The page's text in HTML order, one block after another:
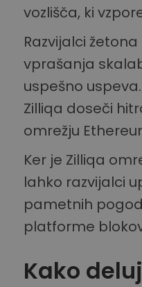
vozlišča, ki
Razvijalci
vprašanja
uspešno
Zilliqa doseči
omrežju
Ker je Zilliqa
lahko razvijalci
pametnih
platforme
Kako